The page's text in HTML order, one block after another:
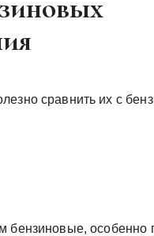
сравнить их с
бензиновые, особенно